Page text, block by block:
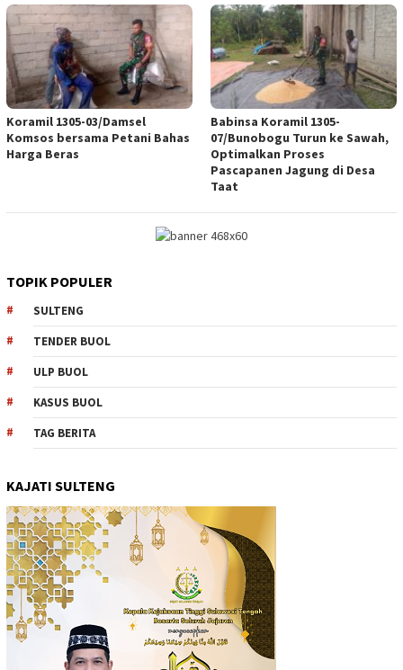
Koramil 1305-03/Damsel
Komsos bersama Petani Bahas
Harga Beras
Babinsa Koramil 1305-
07/Bunobogu Turun ke Sawah,
Optimalkan Proses
Pascapanen Jagung di Desa
Taat
TOPIK POPULER
SULTENG
TENDER BUOL
ULP BUOL
KASUS BUOL
TAG BERITA
KAJATI SULTENG